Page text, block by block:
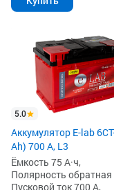
5.0
Аккумулятор E-lab
Ah) 700 А, L3
Ёмкость 75 А·ч,
Полярность обратная
Пусковой ток 700 А,